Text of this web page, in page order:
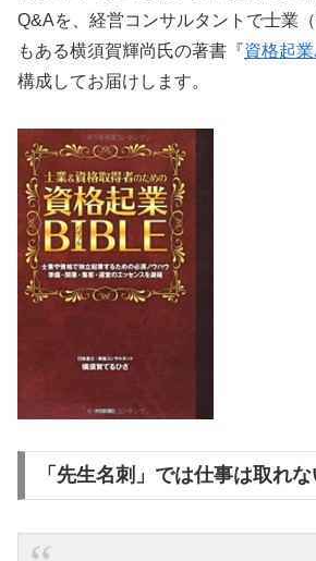
Q&Aを、経営コンサルタントで士業
もある横須賀輝尚氏の著書『資格起
構成してお届けします。
「先生名刺」では仕事は取れな